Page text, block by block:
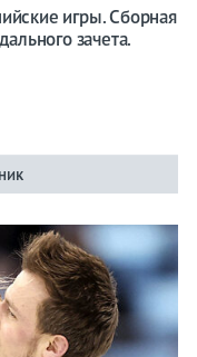
игры. Сборная
зачета.